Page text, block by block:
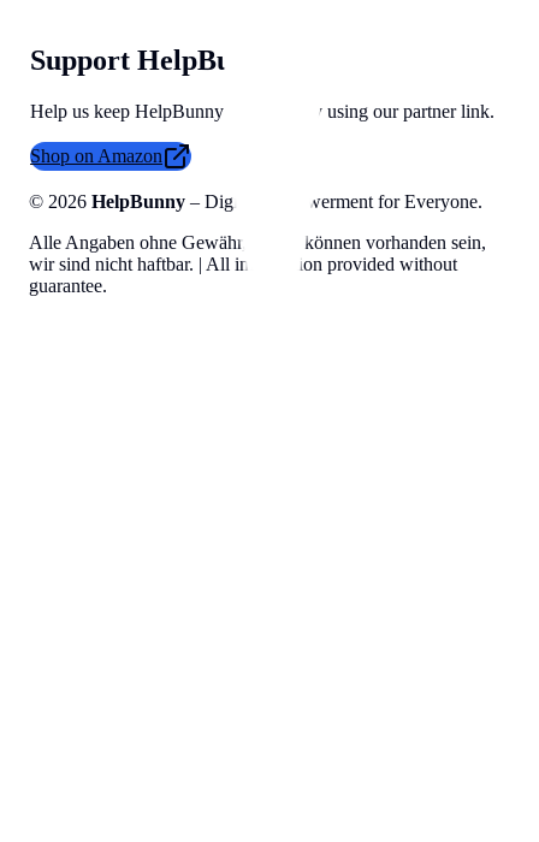
Support HelpBunny
Help us keep HelpBunny tools free by using our partner link.
Shop on Amazon
© 2026 HelpBunny – Digital Empowerment for Everyone.
Alle Angaben ohne Gewähr, Fehler können vorhanden sein,
wir sind nicht haftbar. | All information provided without
guarantee.